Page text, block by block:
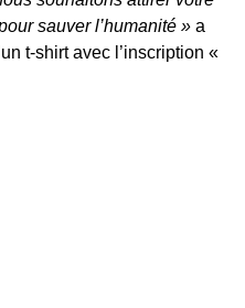
sauver l’humanité »a
t-shirt avec l’inscription «